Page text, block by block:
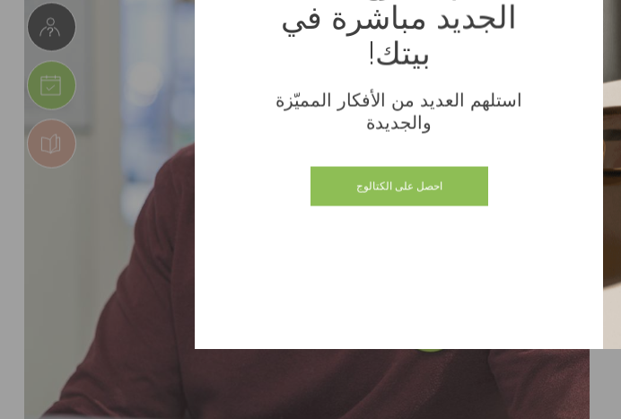
الجديد مباشرة في
بيتك!
استلهم العديد من الأفكار المميّزة
والجديدة
احصل على الكتالوج